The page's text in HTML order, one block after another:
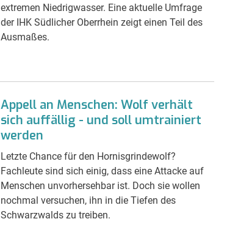
extremen Niedrigwasser. Eine aktuelle Umfrage
der IHK Südlicher Oberrhein zeigt einen Teil des
Ausmaßes.
Appell an Menschen: Wolf verhält
sich auffällig - und soll umtrainiert
werden
Letzte Chance für den Hornisgrindewolf?
Fachleute sind sich einig, dass eine Attacke auf
Menschen unvorhersehbar ist. Doch sie wollen
nochmal versuchen, ihn in die Tiefen des
Schwarzwalds zu treiben.